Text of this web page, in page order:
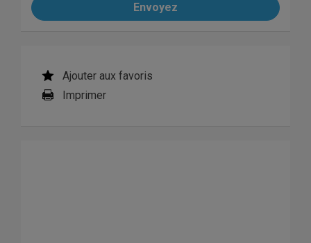
Envoyez
Ajouter aux favoris
Imprimer